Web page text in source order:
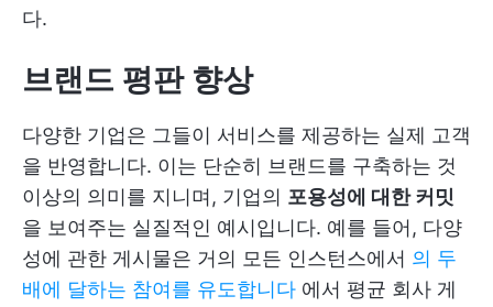
다.
브랜드 평판 향상
다양한 기업은 그들이 서비스를 제공하는 실제 고객
을 반영합니다. 이는 단순히 브랜드를 구축하는 것
이상의 의미를 지니며, 기업의 포용성에 대한 커밋
을 보여주는 실질적인 예시입니다. 예를 들어, 다양
성에 관한 게시물은 거의 모든 인스턴스에서 의 두
배에 달하는 참여를 유도합니다 에서 평균 회사 게